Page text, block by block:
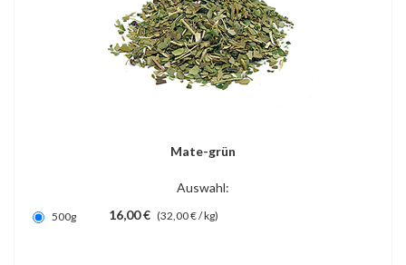
Mate-grün
Auswahl:
500g 16,00 € (32,00 € / kg)